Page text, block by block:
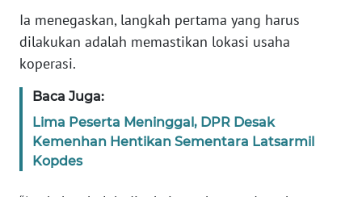
Ia menegaskan, langkah pertama yang harus
dilakukan adalah memastikan lokasi usaha
koperasi.
Baca Juga:
Lima Peserta Meninggal, DPR Desak
Kemenhan Hentikan Sementara Latsarmil
Kopdes
Regional
WN
WN
JAKARTA